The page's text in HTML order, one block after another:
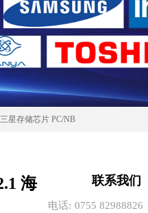
DDR4 镁光
星存储芯片 PC/NB
LPDDR4 美光
海
联系我们
电话: 0755 82988826